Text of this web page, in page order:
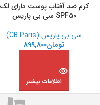
کرم ضد آفتاب پوست دارای لک
SPF50 سی بی پاریس
سی بی پاریس (CB Paris)
تومان899,800
اطلاعات بیشتر